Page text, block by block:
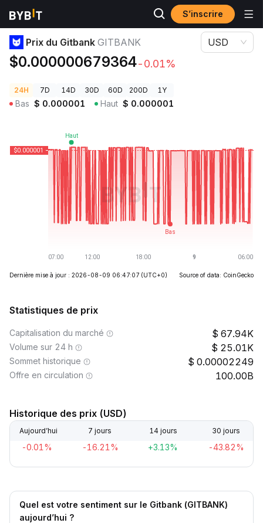
S’inscrire
Prix des cryptos Prix du Gitbank GITBANK
Prix du Gitbank GITBANK
$0.000000679364-0.01%
USD
24H 7D 14D 30D 60D 200D 1Y
Bas $ 0.000001 Haut $ 0.000001
Dernière mise à jour : 2026-08-09 06:47:07 (UTC+0) Source of data: CoinGecko
Statistiques de prix
Capitalisation du marché 67.94K
Volume sur 24 h 25.01K
Sommet historique 0.00002249
Offre en circulation 100.00B
Historique des prix (USD)
Aujourd’hui 7 jours 14 jours 30 jours
-0.01% -16.21% +3.13% -43.82%
Quel est votre sentiment sur le Gitbank (GITBANK)
aujourd’hui ?